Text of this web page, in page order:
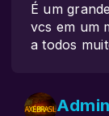
É um
vcs em um
a todos